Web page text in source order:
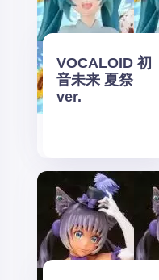
VOCALOID 初
音未来 夏祭
ver.